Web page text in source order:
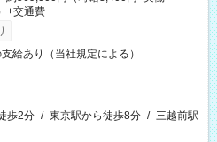
+交通費
給あり（当社規定による）
歩2分 / 東京駅から徒歩8分 / 三越前駅